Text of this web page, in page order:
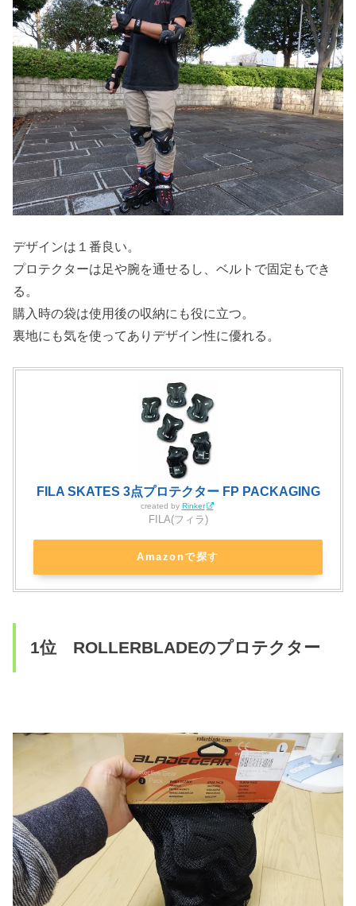
デザインは１番良い。
プロテクターは足や腕を通せるし、ベルトで固定もでき
る。
購入時の袋は使用後の収納にも役に立つ。
裏地にも気を使ってありデザイン性に優れる。
FILA SKATES 3点プロテクター FP PACKAGING
created by Rinker
FILA(フィラ)
Amazonで探す
1位 ROLLERBLADEのプロテクター